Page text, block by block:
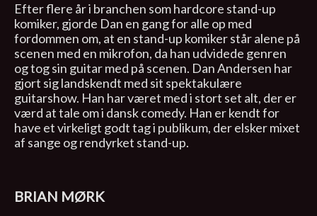
Efter flere år i branchen som hardcore stand-up
komiker, gjorde Dan en gang for alle op med
fordommen om, at en stand-up komiker står alene på
scenen med en mikrofon, da han udvidede genren
og tog sin guitar med på scenen. Dan Andersen har
gjort sig landskendt med sit spektakulære
guitarshow. Han har været med i stort set alt, der er
værd at tale om i dansk comedy. Han er kendt for
have et virkeligt godt tag i publikum, der elsker mixet
af sange og rendyrket stand-up.
BRIAN MØRK